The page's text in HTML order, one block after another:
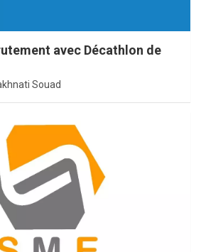
avec Décathlon de
Souad